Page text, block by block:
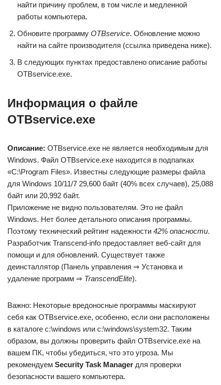
найти причину проблем, в том числе и медленной
работы компьютера.
Обновите программу OTBservice. Обновление можно
найти на сайте производителя (ссылка приведена ниже).
В следующих пунктах предоставлено описание работы
OTBservice.exe.
Информация о файле
OTBservice.exe
Описание: OTBservice.exe не является необходимым для
Windows. Файл OTBservice.exe находится в подпапках
«C:\Program Files». Известны следующие размеры файла
для Windows 10/11/7 29,600 байт (40% всех случаев), 25,088
байт или 20,992 байт.
Приложение не видно пользователям. Это не файл
Windows. Нет более детального описания программы.
Поэтому технический рейтинг надежности 42% опасности.
Разработчик Transcend-info предоставляет веб-сайт для
помощи и для обновлений. Существует также
деинсталлятор (Панель управления ⇒ Установка и
удаление программ ⇒ TranscendElite).
Важно: Некоторые вредоносные программы маскируют
себя как OTBservice.exe, особенно, если они расположены
в каталоге c:\windows или c:\windows\system32. Таким
образом, вы должны проверить файл OTBservice.exe на
вашем ПК, чтобы убедиться, что это угроза. Мы
рекомендуем Security Task Manager для проверки
безопасности вашего компьютера.